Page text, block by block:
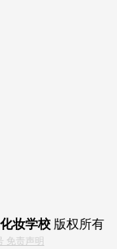
妆学校 版权所有
免责声明